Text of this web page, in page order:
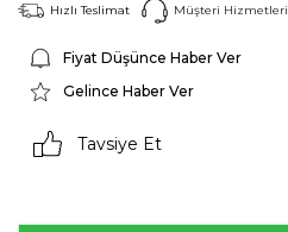
Hızlı Teslimat Müşteri Hizmetleri
Fiyat Düşünce Haber Ver
Gelince Haber Ver
Tavsiye Et